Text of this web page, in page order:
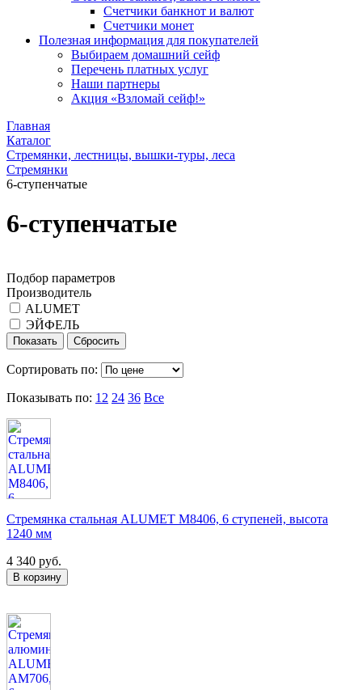
Счетчики банкнот и валют
Счетчики монет
Полезная информация для покупателей
Выбираем домашний сейф
Перечень платных услуг
Наши партнеры
Акция «Взломай сейф!»
Главная
Каталог
Стремянки, лестницы, вышки-туры, леса
Стремянки
6-ступенчатые
6-ступенчатые
Подбор параметров
Производитель
ALUMET
ЭЙФЕЛЬ
Сортировать по:
Показывать по: 12 24 36 Все
Стремянка стальная ALUMET M8406, 6 ступеней, высота
1240 мм
4 340 руб.